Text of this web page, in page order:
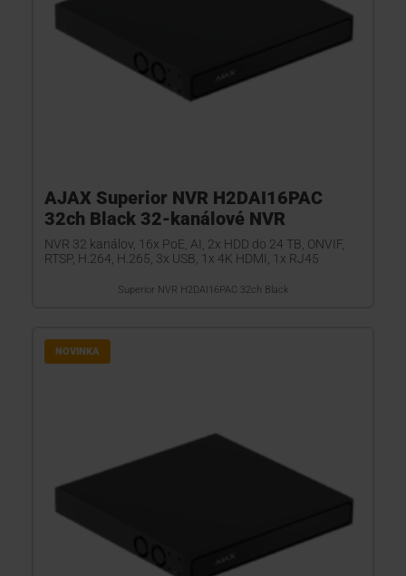
AJAX Superior NVR H2DAI16PAC
32ch Black 32-kanálové NVR
NVR 32 kanálov, 16x PoE, AI, 2x HDD do 24 TB, ONVIF,
RTSP, H.264, H.265, 3x USB, 1x 4K HDMI, 1x RJ45
Superior NVR H2DAI16PAC 32ch Black
NOVINKA